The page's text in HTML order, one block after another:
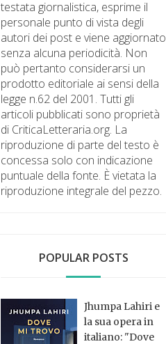
testata giornalistica, esprime il
personale punto di vista degli
autori dei post e viene aggiornato
senza alcuna periodicità. Non
può pertanto considerarsi un
prodotto editoriale ai sensi della
legge n.62 del 2001. Tutti gli
articoli pubblicati sono proprietà
di CriticaLetteraria.org. La
riproduzione di parte del testo è
concessa solo con indicazione
puntuale della fonte. È vietata la
riproduzione integrale del pezzo.
POPULAR POSTS
Jhumpa Lahiri e
la sua opera in
italiano: "Dove